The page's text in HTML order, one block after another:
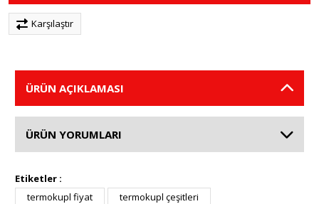
Karşılaştır
ÜRÜN AÇIKLAMASI
ÜRÜN YORUMLARI
Etiketler :
termokupl fiyat
termokupl çeşitleri